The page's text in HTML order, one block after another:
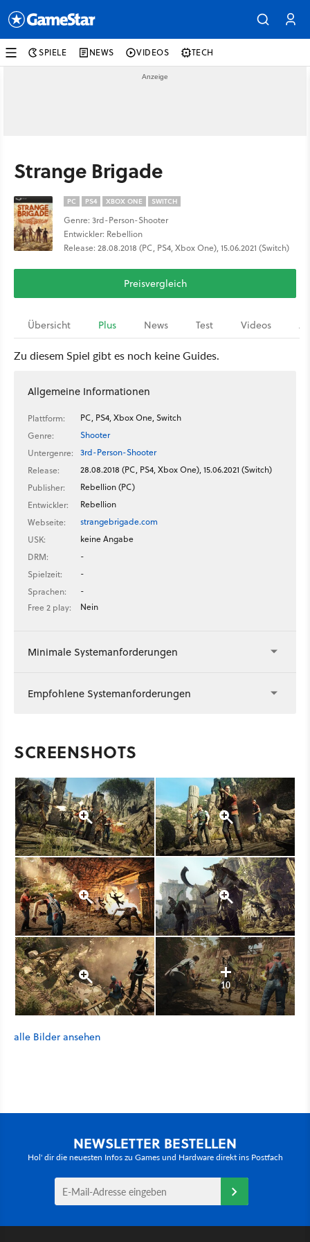
SPIELE NEWS VIDEOS TECH
Strange Brigade
PC PS4 XBOX ONE SWITCH
Genre: 3rd-Person-Shooter
Entwickler: Rebellion
Release: 28.08.2018 (PC, PS4, Xbox One), 15.06.2021 (Switch)
Preisvergleich
Übersicht Plus News Test Videos
Zu diesem Spiel gibt es noch keine Guides.
Allgemeine Informationen
Plattform:
PC, PS4, Xbox One, Switch
Genre:
Shooter
Untergenre:
3rd-Person-Shooter
Release:
28.08.2018 (PC, PS4, Xbox One), 15.06.2021 (Switch)
Publisher:
Rebellion (PC)
Entwickler:
Rebellion
Webseite:
strangebrigade.com
USK:
keine Angabe
DRM:
-
Spielzeit:
-
Sprachen:
-
Free 2 play:
Nein
Minimale Systemanforderungen
Empfohlene Systemanforderungen
SCREENSHOTS
10
alle Bilder ansehen
NEWSLETTER BESTELLEN
Hol' dir die neuesten Infos zu Games und Hardware direkt ins Postfach